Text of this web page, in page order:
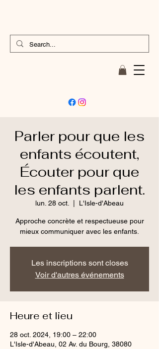
Parler pour que les
enfants écoutent,
Écouter pour que
les enfants parlent.
lun. 28 oct. L'Isle-d'Abeau
Approche concrète et respectueuse pour
Les inscriptions sont closes
Voir d'autres événements
Heure et lieu
28 oct. 2024, 19:00 – 22:00
L'Isle-d'Abeau, 02 Av. du Bourg, 38080